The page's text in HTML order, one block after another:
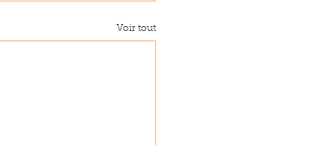
Voir tout